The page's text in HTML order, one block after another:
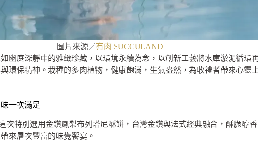
圖片來源／有肉 SUCCULAND
幽庭深靜中的雅緻珍藏，以環境永續為念，以創新工藝將水庫淤泥循環
環保精神。栽種的多肉植物，健康飽滿，生氣盎然，為收禮者帶來心靈
一次滿足
次特別選用金鑽鳳梨布列塔尼酥餅，台灣金鑽與法式經典融合，酥脆醇
來層次豐富的味覺饗宴。